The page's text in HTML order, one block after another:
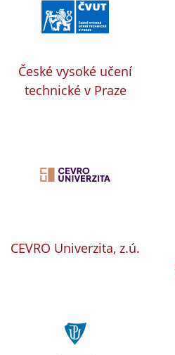
České vysoké učení
technické v Praze
CEVRO Univerzita, z.ú.